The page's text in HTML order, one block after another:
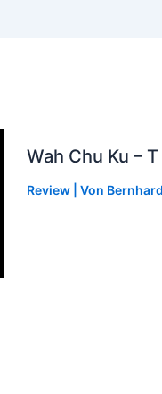
Wah Chu Ku –
Review| Von Bernhard